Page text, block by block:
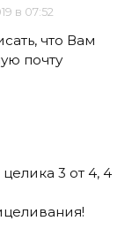
в 07:52
что Вам
почту
3 от 4, 4